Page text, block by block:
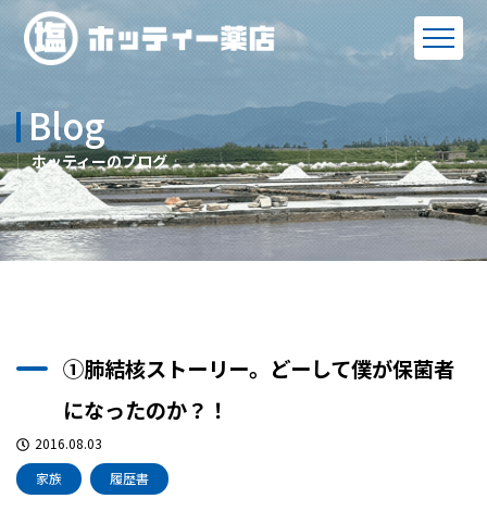
Blog
ホッティーのブログ
①肺結核ストーリー。どーして僕が保菌者
になったのか？！
2016.08.03
家族
履歴書